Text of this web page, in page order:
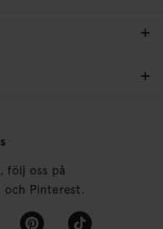
följ oss på
och Pinterest.